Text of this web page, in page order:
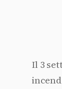
Il 3